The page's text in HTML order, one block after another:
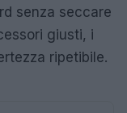
senza seccare
giusti, i
ripetibile.